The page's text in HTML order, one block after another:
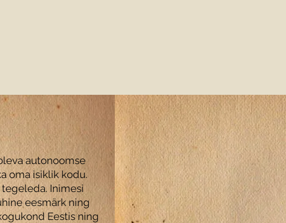
autonoomse
oma isiklik kodu.
Inimesi
eesmärk ning
Eestis ning